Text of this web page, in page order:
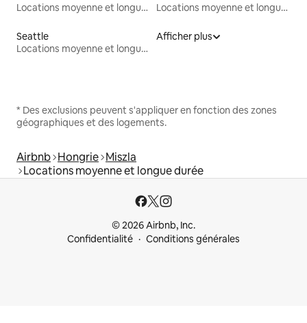
Locations moyenne et longue durée
Locations moyenne et longue durée
Seattle
Locations moyenne et longue durée
Afficher plus
* Des exclusions peuvent s'appliquer en fonction des zones
géographiques et des logements.
Airbnb Hongrie Miszla
Locations moyenne et longue durée
© 2026 Airbnb, Inc.
Confidentialité
Conditions générales